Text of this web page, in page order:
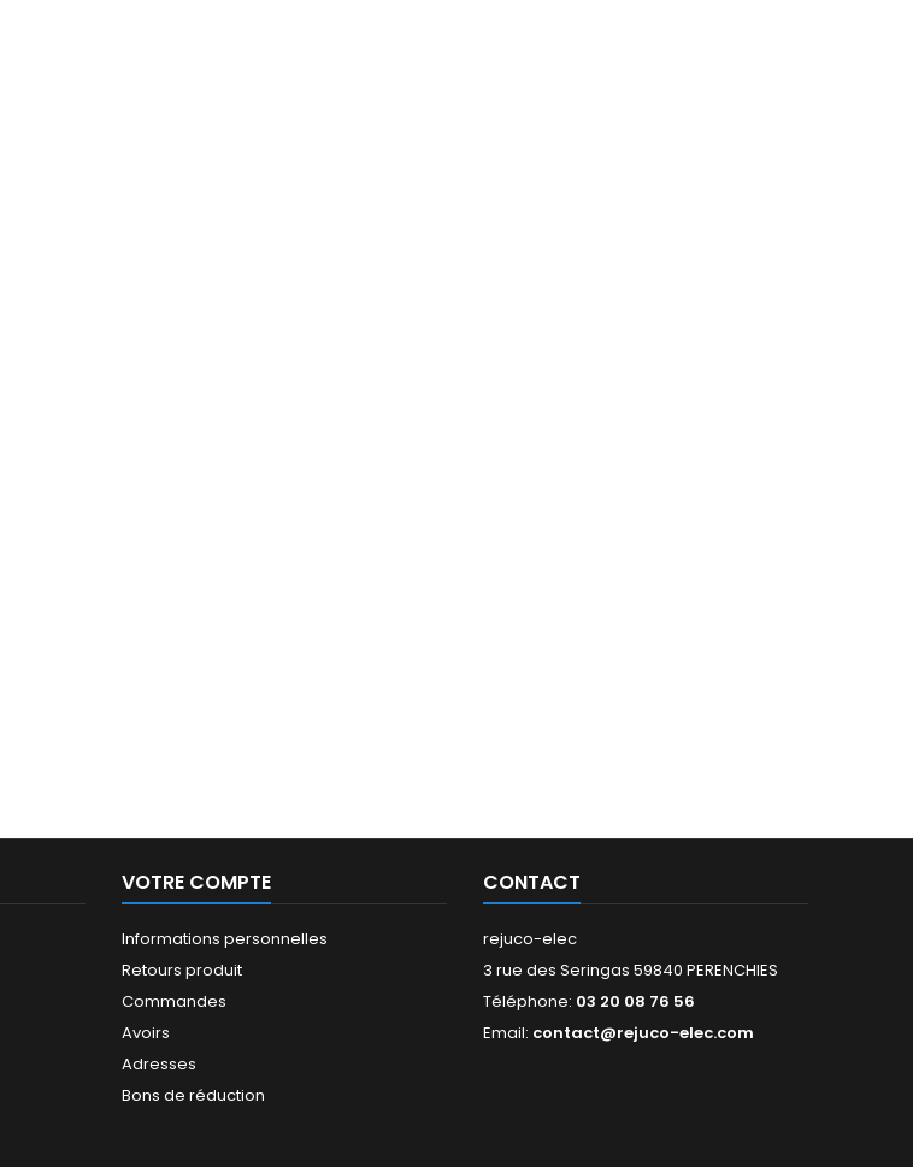
VOTRE COMPTE
Informations personnelles
Retours produit
Commandes
Avoirs
Adresses
Bons de réduction
CONTACT
rejuco-elec
3 rue des Seringas 59840 PERENCHIES
Téléphone: 03 20 08 76 56
Email: contact@rejuco-elec.com